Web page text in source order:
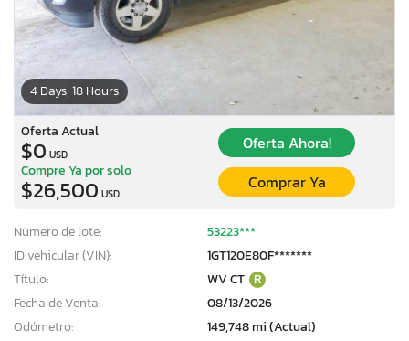
4 Days, 18 Hours
Oferta Actual
$0 USD
Oferta Ahora!
Compre Ya por solo
$26,500 USD
Comprar Ya
Número de lote:
53223***
ID vehicular (VIN):
1GT120E80F*******
Título:
WV CT R
Fecha de Venta:
08/13/2026
Odómetro:
149,748 mi (Actual)